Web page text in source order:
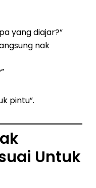
yang diajar?”
nak
pintu”.
Untuk